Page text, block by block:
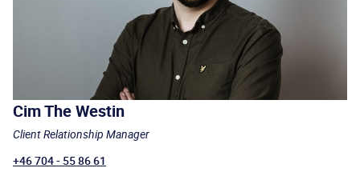
Cim The Westin
Client Relationship Manager
+46 704 - 55 86 61